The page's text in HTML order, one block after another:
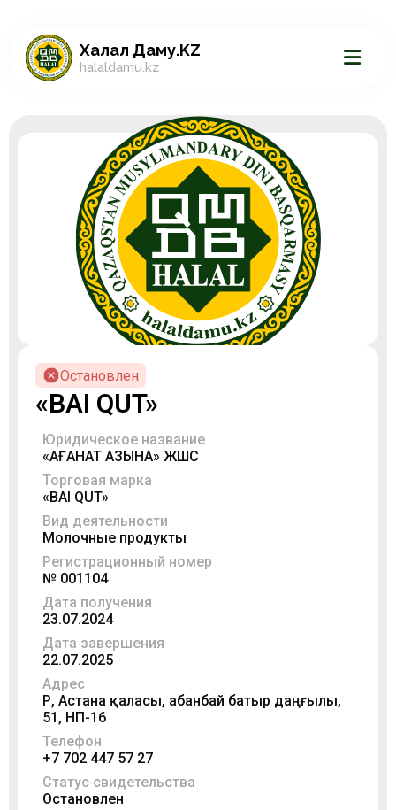
Халал Даму.KZ
halaldamu.kz
Остановлен
«BAI QUT»
Юридическое название
«ҚАҒАНАТ ҚАЗЫНА» ЖШС
Торговая марка
«BAI QUT»
Вид деятельности
Молочные продукты
Регистрационный номер
№ 001104
Дата получения
23.07.2024
Дата завершения
22.07.2025
Адрес
ҚР, Астана қаласы, Қабанбай батыр даңғылы,
51, НП-16
Телефон
+7 702 447 57 27
Статус свидетельства
Остановлен